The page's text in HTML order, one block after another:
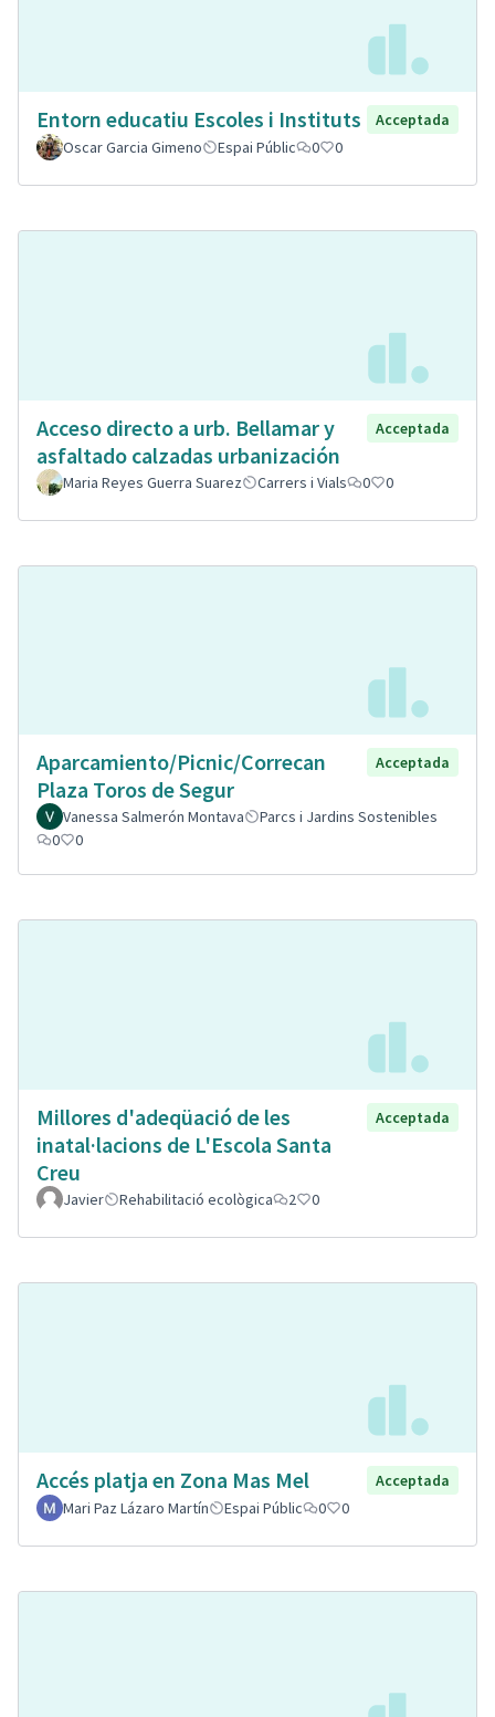
Entorn educatiu Escoles i Instituts
Acceptada
Oscar Garcia Gimeno
Espai Públic 0 0
Acceso directo a urb. Bellamar y
asfaltado calzadas urbanización
Acceptada
Maria Reyes Guerra Suarez Carrers i Vials 0 0
Aparcamiento/Picnic/Correcan
Plaza Toros de Segur
Acceptada
Vanessa Salmerón Montava
Parcs i Jardins Sostenibles
0
0
Millores d'adeqüació de les
inatal·lacions de L'Escola Santa
Creu
Acceptada
Javier Rehabilitació ecològica 2 0
Accés platja en Zona Mas Mel
Acceptada
Mari Paz Lázaro Martín
Espai Públic 0 0